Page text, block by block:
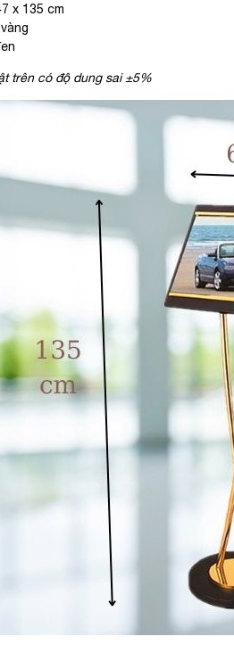
x 135 cm
trên có độ dung sai ±5%